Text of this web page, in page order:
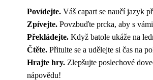
Povídejte. Váš capart se naučí jazyk
Zpívejte. Povzbuďte prcka, aby s
Překládejte. Když batole ukáže na
Čtěte. Přitulte se a udělejte si čas na
Hrajte hry. Zlepšujte poslechové
nápovědu!